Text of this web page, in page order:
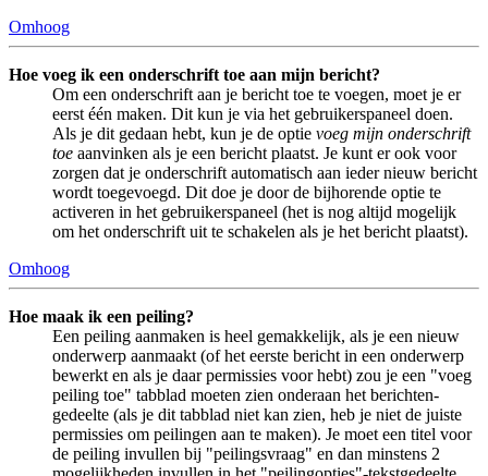
Omhoog
Hoe voeg ik een onderschrift toe aan mijn bericht?
Om een onderschrift aan je bericht toe te voegen, moet je er
eerst één maken. Dit kun je via het gebruikerspaneel doen.
Als je dit gedaan hebt, kun je de optie voeg mijn onderschrift
toe aanvinken als je een bericht plaatst. Je kunt er ook voor
zorgen dat je onderschrift automatisch aan ieder nieuw bericht
wordt toegevoegd. Dit doe je door de bijhorende optie te
activeren in het gebruikerspaneel (het is nog altijd mogelijk
om het onderschrift uit te schakelen als je het bericht plaatst).
Omhoog
Hoe maak ik een peiling?
Een peiling aanmaken is heel gemakkelijk, als je een nieuw
onderwerp aanmaakt (of het eerste bericht in een onderwerp
bewerkt en als je daar permissies voor hebt) zou je een "voeg
peiling toe" tabblad moeten zien onderaan het berichten-
gedeelte (als je dit tabblad niet kan zien, heb je niet de juiste
permissies om peilingen aan te maken). Je moet een titel voor
de peiling invullen bij "peilingsvraag" en dan minstens 2